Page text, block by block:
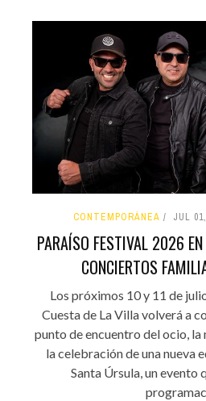
CONTEMPORÁNEA JUL
PARAÍSO FESTIVAL 2026
CONCIERTOS
Los próximos 10 y 11 de
Cuesta de La Villa volverá a
punto de encuentro del ocio,
la celebración de una nueva
Santa Úrsula, un evento